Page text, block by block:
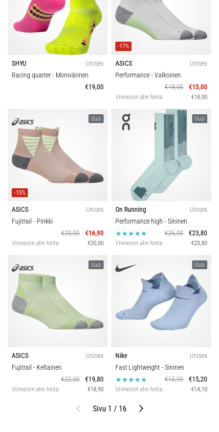
SHYU
Unisex
Racing quarter- Monivärinen
€19,00
-17%
ASICS
Unisex
Performance- Valkoinen
€18,00
€15,00
Viimeisin alin hinta €18,00
Uusi
-15%
ASICS
Unisex
Fujitrail - Pinkki
€20,00
€16,90
Viimeisin alin hinta €20,00
Uusi
On Running
Unisex
Performance high - Sininen
€25,00
€23,80
Viimeisin alin hinta €23,80
Uusi
ASICS
Unisex
Fujitrail - Keltainen
€22,00
€19,80
Viimeisin alin hinta €18,90
Uusi
Nike
Unisex
Fast Lightweight- Sininen
€15,99
€15,20
Viimeisin alin hinta €14,10
EdellinenSivu 1 / 16 Seuraava